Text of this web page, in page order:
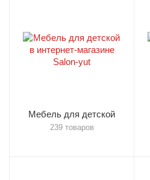
Мебель для детской
239 товаров